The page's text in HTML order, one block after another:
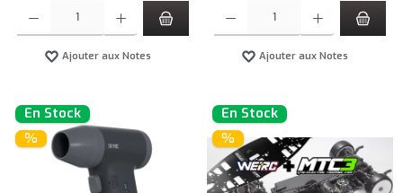
Ajouter aux Notes Ajouter aux Notes
En Stock
%
En Stock
%